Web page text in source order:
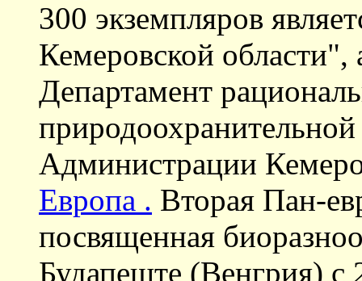
300 экземпляров
Кемеровской области",
Департамент
природоохранительной
Администрации
Европа . Вторая Пан-
посвященная
Будапеште (Венгрия) с